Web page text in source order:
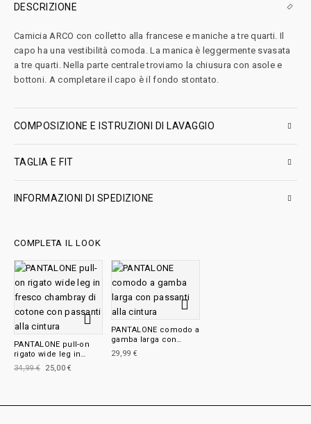
DESCRIZIONE
Camicia ARCO con colletto alla francese e maniche a tre quarti. Il
capo ha una vestibilità comoda. La manica è leggermente svasata
a tre quarti. Nella parte centrale troviamo la chiusura con asole e
bottoni. A completare il capo è il fondo stontato.
COMPOSIZIONE E ISTRUZIONI DI LAVAGGIO
TAGLIA E FIT
INFORMAZIONI DI SPEDIZIONE
COMPLETA IL LOOK
PANTALONE pull-on
rigato wide leg in
fresco chambray di
cotone con passanti
34,99€ 25,00€
PANTALONE comodo a
gamba larga con
passanti alla cintura
29,99 €